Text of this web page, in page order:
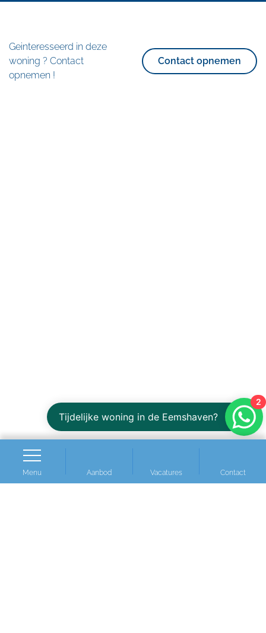
Menu Aanbod Vacatures Contact
Geinteresseerd in deze
woning ? Contact
opnemen !
Contact opnemen
Tijdelijke woning in de Eemshaven?
2